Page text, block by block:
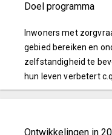
Doel programma
Inwoners met
gebied bereiken en
zelfstandigheid te
hun leven verbetert
Ontwikkelingen in